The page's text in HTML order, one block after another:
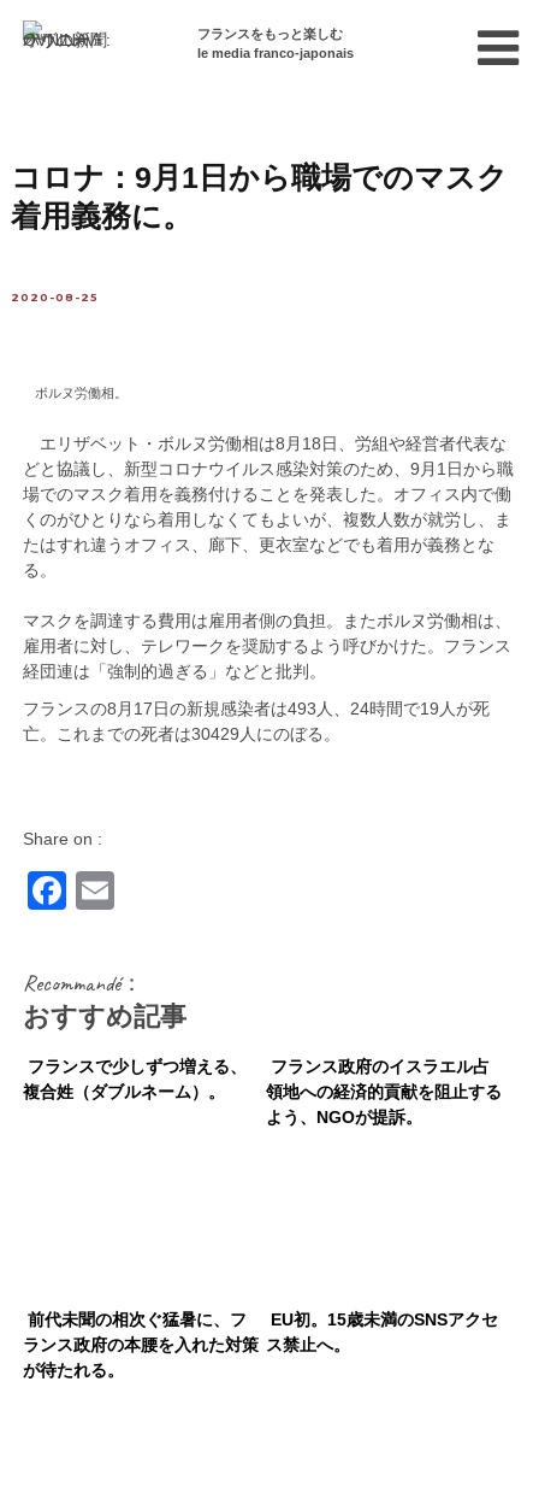
フランスをもっと楽しむ
le media franco-japonais
コロナ：9月1日から職場でのマスク
着用義務に。
2020-08-25
ボルヌ労働相。
エリザベット・ボルヌ労働相は8月18日、労組や経営者代表な
どと協議し、新型コロナウイルス感染対策のため、9月1日から職
場でのマスク着用を義務付けることを発表した。オフィス内で働
くのがひとりなら着用しなくてもよいが、複数人数が就労し、ま
たはすれ違うオフィス、廊下、更衣室などでも着用が義務とな
る。
マスクを調達する費用は雇用者側の負担。またボルヌ労働相は、
雇用者に対し、テレワークを奨励するよう呼びかけた。フランス
経団連は「強制的過ぎる」などと批判。
フランスの8月17日の新規感染者は493人、24時間で19人が死
亡。これまでの死者は30429人にのぼる。
Share on :
Facebook
Recommandé：
おすすめ記事
フランスで少しずつ増える、
複合姓（ダブルネーム）。
フランス政府のイスラエル占
領地への経済的貢献を阻止する
よう、NGOが提訴。
前代未聞の相次ぐ猛暑に、フ
ランス政府の本腰を入れた対策
が待たれる。
EU初。15歳未満のSNSアクセ
ス禁止へ。